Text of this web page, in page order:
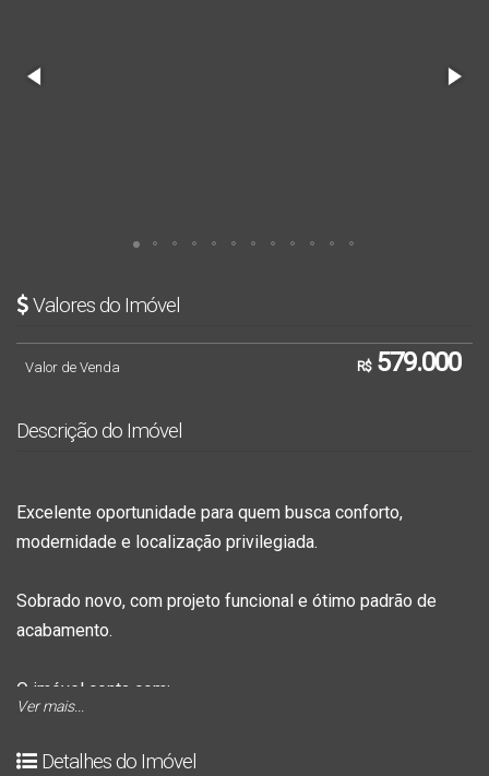
Valores do Imóvel
R$579.000
Valor de Venda
Descrição do Imóvel
Excelente oportunidade para quem busca conforto,
modernidade e localização privilegiada.
Sobrado novo, com projeto funcional e ótimo padrão de
acabamento.
O imóvel conta com:
2 quartos
sendo
1 suíte
,
Ver mais...
Detalhes do Imóvel